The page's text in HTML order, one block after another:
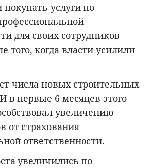
услуги по
для своих сотрудников
того, когда власти усилили
числа новых строительных
в первые 6 месяцев этого
увеличению
от страхования
ответственности.
увеличились по